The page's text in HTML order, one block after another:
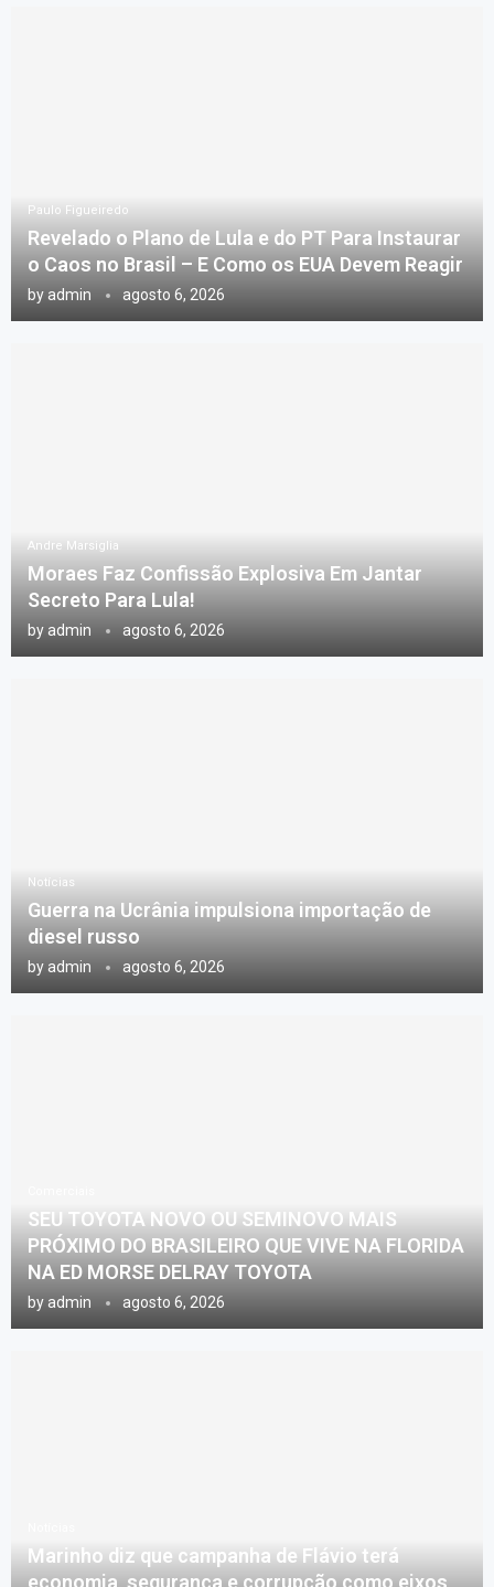
Paulo Figueiredo
Revelado o Plano de Lula e do PT Para Instaurar
o Caos no Brasil – E Como os EUA Devem Reagir
by admin agosto 6, 2026
Andre Marsiglia
Moraes Faz Confissão Explosiva Em Jantar
Secreto Para Lula!
by admin agosto 6, 2026
Notícias
Guerra na Ucrânia impulsiona importação de
diesel russo
by admin agosto 6, 2026
SEU TOYOTA NOVO OU SEMINOVO MAIS
PRÓXIMO DO BRASILEIRO QUE VIVE NA FLORIDA
NA ED MORSE DELRAY TOYOTA
byadmin agosto 6, 2026
Marinho diz que campanha de Flávio terá
economia, segurança e corrupção como eixos